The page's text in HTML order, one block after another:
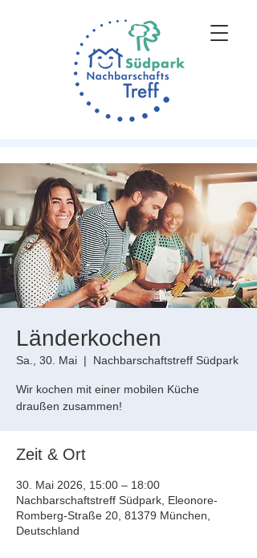
Länderkochen
Sa., 30. Mai
  |
Nachbarschaftstreff Südpark
Wir kochen mit einer mobilen Küche
draußen zusammen!
Zeit & Ort
30. Mai 2026, 15:00 – 18:00
Nachbarschaftstreff Südpark, Eleonore-
Romberg-Straße 20, 81379 München,
Deutschland